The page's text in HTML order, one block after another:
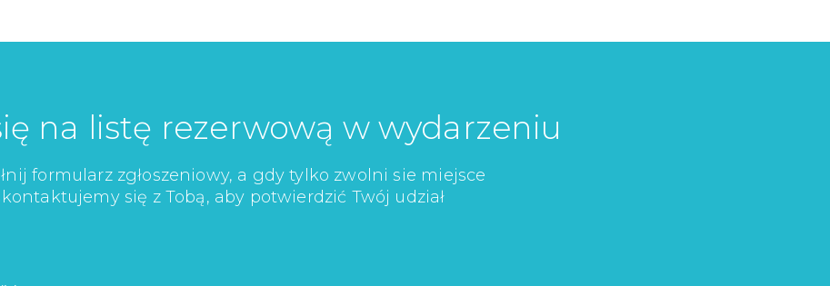
na listę rezerwową w wydarzeniu
formularz zgłoszeniowy, a gdy tylko zwolni sie miejsce
się z Tobą, aby potwierdzić Twój udział